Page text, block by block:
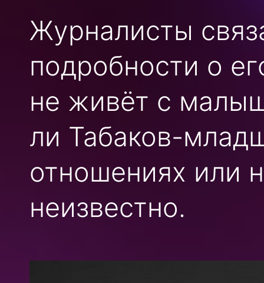
Журналисты
подробности о
не живёт с
ли Табаков-
отношениях или
неизвестно.